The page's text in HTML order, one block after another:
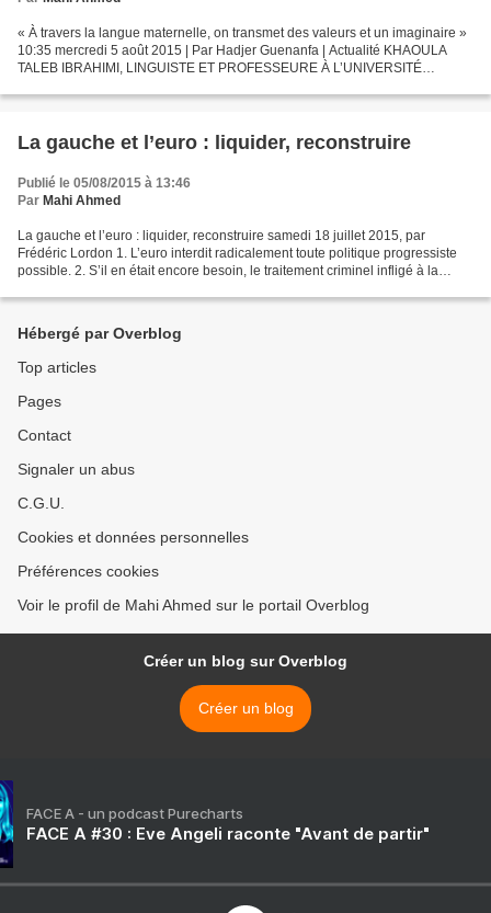
« À travers la langue maternelle, on transmet des valeurs et un imaginaire »
10:35 mercredi 5 août 2015 | Par Hadjer Guenanfa | Actualité KHAOULA
TALEB IBRAHIMI, LINGUISTE ET PROFESSEURE À L’UNIVERSITÉ
La gauche et l’euro : liquider, reconstruire
Publié le 05/08/2015 à 13:46
Par Mahi Ahmed
La gauche et l’euro : liquider, reconstruire samedi 18 juillet 2015, par
Frédéric Lordon 1. L’euro interdit radicalement toute politique progressiste
possible. 2. S’il en était encore besoin, le traitement criminel infligé à la
Hébergé par Overblog
Top articles
Pages
Contact
Signaler un abus
C.G.U.
Cookies et données personnelles
Préférences cookies
Voir le profil de Mahi Ahmed sur le portail Overblog
Créer un blog sur Overblog
Créer un blog
FACE A - un podcast Purecharts
FACE A #30 : Eve Angeli raconte "Avant de partir"